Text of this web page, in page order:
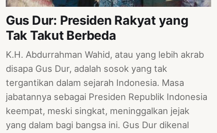
Gus Dur: Presiden Rakyat yang
Tak Takut Berbeda
K.H. Abdurrahman Wahid, atau yang lebih akrab
disapa Gus Dur, adalah sosok yang tak
tergantikan dalam sejarah Indonesia. Masa
jabatannya sebagai Presiden Republik Indonesia
keempat, meski singkat, meninggalkan jejak
yang dalam bagi bangsa ini. Gus Dur dikenal